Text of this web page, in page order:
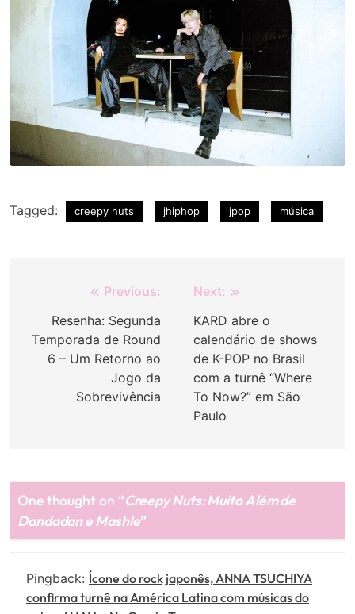
Tagged: creepy nuts jhiphop jpop música
Navegação
Post
Previous:
Resenha: Segunda
Temporada de Round
6 – Um Retorno ao
Jogo da
Sobrevivência
Next:
KARD abre o
calendário de shows
de K-POP no Brasil
com a turnê “Where
To Now?” em São
Paulo
One thought on “Creepy Nuts: Muito Além de
Dandadan e Mashle”
Pingback: Ícone do rock japonês, ANNA TSUCHIYA
confirma turnê na América Latina com músicas do